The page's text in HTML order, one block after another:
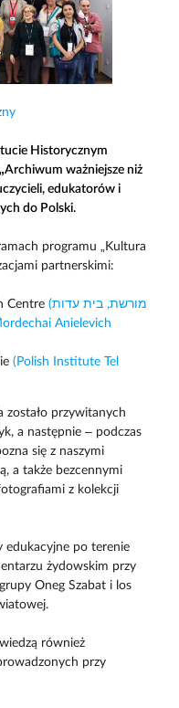
Historycznym
ważniejsze niż
edukatorów i
do Polski.
programu „Kultura
partnerskimi:
Centre (מורשת, בית עדות
(Polish Institute Tel
zostało przywitanych
a następnie – podczas
się z naszymi
a także bezcennymi
z kolekcji
edukacyjne po terenie
żydowskim przy
Oneg Szabat i los
również
przy